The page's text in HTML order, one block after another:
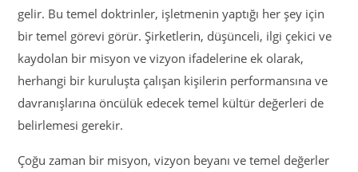
gelir. Bu temel doktrinler, işletmenin yaptığı her şey için
bir temel görevi görür. Şirketlerin, düşünceli, ilgi çekici ve
kaydolan bir misyon ve vizyon ifadelerine ek olarak,
herhangi bir kuruluşta çalışan kişilerin performansına ve
davranışlarına öncülük edecek temel kültür değerleri de
belirlemesi gerekir.
Çoğu zaman bir misyon, vizyon beyanı ve temel değerler